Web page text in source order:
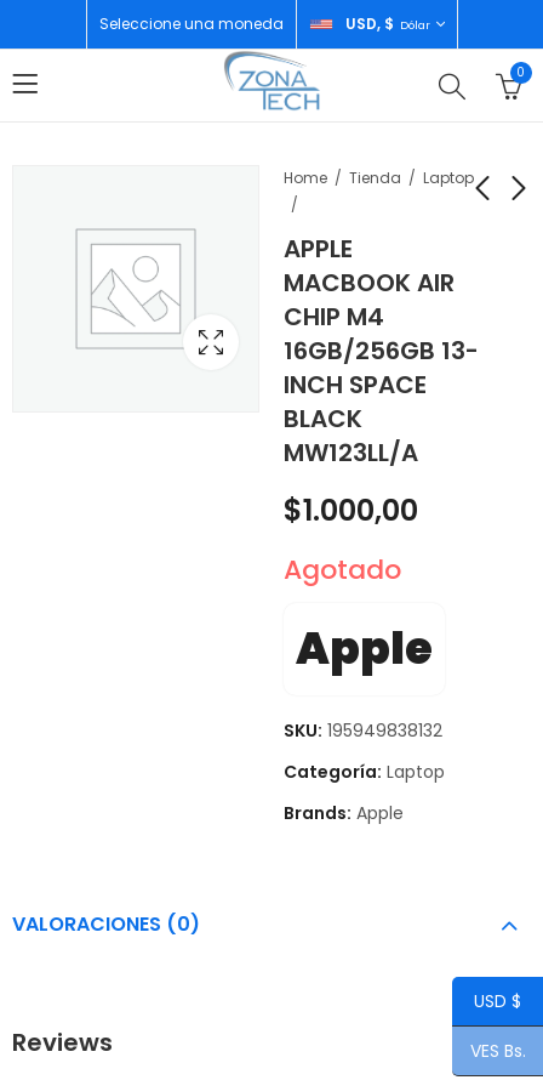
Seleccione una moneda USD, $ Dólar
0
Home Tienda Laptop
APPLE
MACBOOK AIR
CHIP M4
16GB/256GB 13-
INCH SPACE
BLACK
MW123LL/A
TOSCANA 30
$110,00
CHIP M4 16GB/256GB
SKY BLUE 13-INCH
MC6T4LL/A
$1.050,00
$1.000,00
Agotado
Apple
SKU: 195949838132
Categoría: Laptop
Brands: Apple
VALORACIONES (0)
Reviews
USD $
VES Bs.